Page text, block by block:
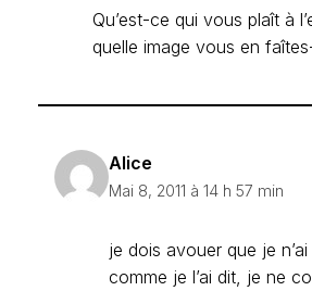
Qu’est-ce qui vous plaît à
quelle image vous en
Alice
Mai 8, 2011 à 14 h 57 min
je dois avouer que je
comme je l’ai dit, je ne